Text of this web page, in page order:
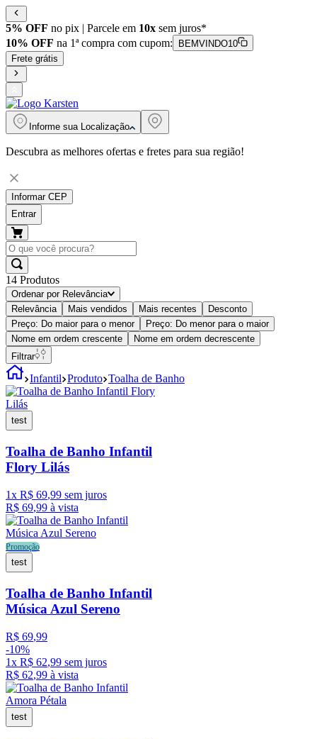
5% OFF no pix | Parcele em 10x sem juros*
10% OFF na 1ª compra com cupom:
BEMVINDO10
Frete grátis
Informe sua Localização
Descubra as melhores ofertas e fretes para sua região!
Informar CEP
Entrar
14 Produtos
Ordenar por Relevância
Relevância
Mais vendidos Mais recentes
Desconto
Preço: Do maior para o menor
Preço: Do menor para o maior
Nome em ordem crescente
Nome em ordem decrescente
Filtrar
Infantil Produto Toalha de Banho
test
Toalha de Banho Infantil
Flory Lilás
1x R$ 69,99 sem juros
R$ 69,99 à vista
Promoção
test
Toalha de Banho Infantil
Música Azul Sereno
R$ 69,99
-10%
1x R$ 62,99 sem juros
R$ 62,99 à vista
test